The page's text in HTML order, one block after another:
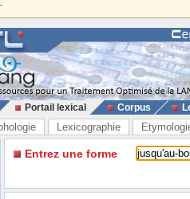
Portail lexical Corpus
Lexicographie
Entrez une forme